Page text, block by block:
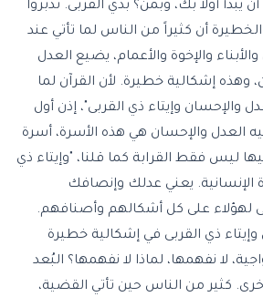
أولاً بك، وبمن؟ بذي القربى. تدبروا
أن كثيراً من الناس لما تأتي عند
والإخوة والأعمام، يضيع العدل
وهذه إشكالية خطيرة. لأن القرآن لما
والإحسان وإيتاء ذي القربى"، إذن أول
العدل والإحسان هي هذه الأسرة، أسرة
ليس فقط القرابة كما قلنا، "وإيتاء ذي
الإنسانية. يعني عدلك وإنصافك
لهؤلاء على كل أشكالهم وأصنافهم.
ذي القربى في إشكالية خطيرة
لا نفهمها، لماذا لا نفهمها؟ البُعد
كثير من الناس حين تأتي القضية،